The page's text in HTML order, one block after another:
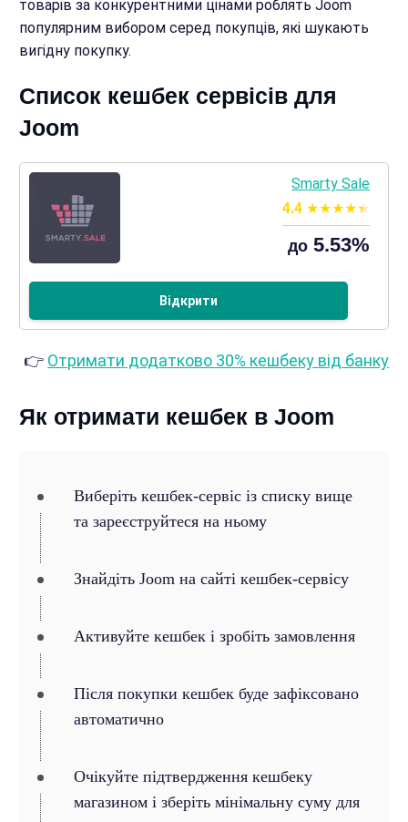
товарів за конкурентними цінами роблять Joom
популярним вибором серед покупців, які шукають
вигідну покупку.
Список кешбек сервісів для
Joom
Smarty Sale
4.4
до 5.53%
Відкрити
👉 Отримати додатково 30% кешбеку від банку
Як отримати кешбек в Joom
Виберіть кешбек-сервіс із списку вище
та зареєструйтеся на ньому
Знайдіть Joom на сайті кешбек-сервісу
Активуйте кешбек і зробіть замовлення
Після покупки кешбек буде зафіксовано
автоматично
Очікуйте підтвердження кешбеку
магазином і зберіть мінімальну суму для